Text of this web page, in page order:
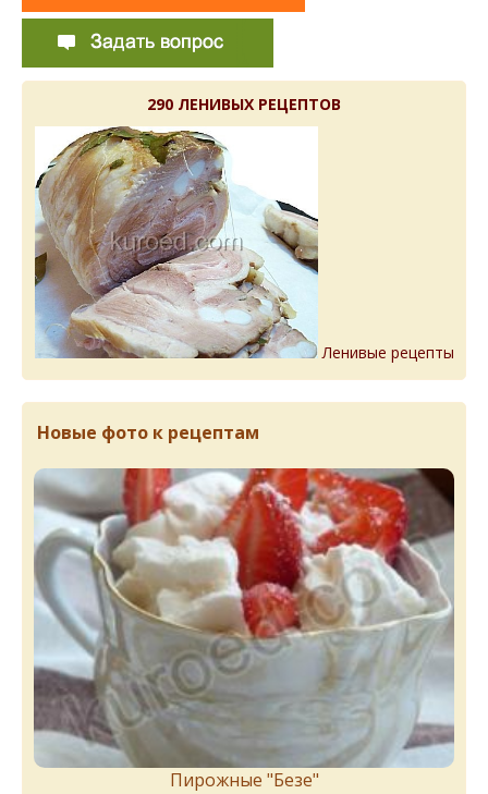
290 ЛЕНИВЫХ РЕЦЕПТОВ
Ленивые рецепты
Новые фото к рецептам
Пирожныe "Бeзe"